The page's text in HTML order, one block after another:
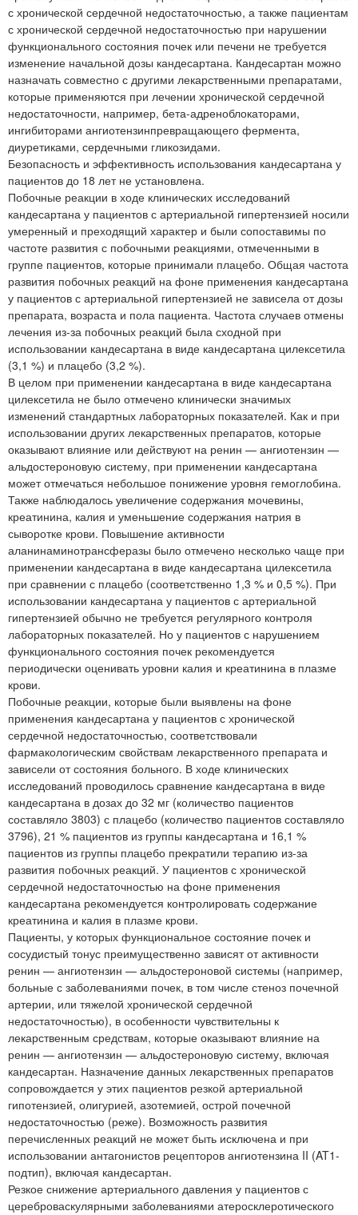
с хронической сердечной недостаточностью, а также пациентам
с хронической сердечной недостаточностью при нарушении
функционального состояния почек или печени не требуется
изменение начальной дозы кандесартана. Кандесартан можно
назначать совместно с другими лекарственными препаратами,
которые применяются при лечении хронической сердечной
недостаточности, например, бета-адреноблокаторами,
ингибиторами ангиотензинпревращающего фермента,
диуретиками, сердечными гликозидами.
Безопасность и эффективность использования кандесартана у
пациентов до 18 лет не установлена.
Побочные реакции в ходе клинических исследований
кандесартана у пациентов с артериальной гипертензией носили
умеренный и преходящий характер и были сопоставимы по
частоте развития с побочными реакциями, отмеченными в
группе пациентов, которые принимали плацебо. Общая частота
развития побочных реакций на фоне применения кандесартана
у пациентов с артериальной гипертензией не зависела от дозы
препарата, возраста и пола пациента. Частота случаев отмены
лечения из-за побочных реакций была сходной при
использовании кандесартана в виде кандесартана цилексетила
(3,1 %) и плацебо (3,2 %).
В целом при применении кандесартана в виде кандесартана
цилексетила не было отмечено клинически значимых
изменений стандартных лабораторных показателей. Как и при
использовании других лекарственных препаратов, которые
оказывают влияние или действуют на ренин — ангиотензин —
альдостероновую систему, при применении кандесартана
может отмечаться небольшое понижение уровня гемоглобина.
Также наблюдалось увеличение содержания мочевины,
креатинина, калия и уменьшение содержания натрия в
сыворотке крови. Повышение активности
аланинаминотрансферазы было отмечено несколько чаще при
применении кандесартана в виде кандесартана цилексетила
при сравнении с плацебо (соответственно 1,3 % и 0,5 %). При
использовании кандесартана у пациентов с артериальной
гипертензией обычно не требуется регулярного контроля
лабораторных показателей. Но у пациентов с нарушением
функционального состояния почек рекомендуется
периодически оценивать уровни калия и креатинина в плазме
крови.
Побочные реакции, которые были выявлены на фоне
применения кандесартана у пациентов с хронической
сердечной недостаточностью, соответствовали
фармакологическим свойствам лекарственного препарата и
зависели от состояния больного. В ходе клинических
исследований проводилось сравнение кандесартана в виде
кандесартана в дозах до 32 мг (количество пациентов
составляло 3803) с плацебо (количество пациентов составляло
3796), 21 % пациентов из группы кандесартана и 16,1 %
пациентов из группы плацебо прекратили терапию из-за
развития побочных реакций. У пациентов с хронической
сердечной недостаточностью на фоне применения
кандесартана рекомендуется контролировать содержание
креатинина и калия в плазме крови.
Пациенты, у которых функциональное состояние почек и
сосудистый тонус преимущественно зависят от активности
ренин — ангиотензин — альдостероновой системы (например,
больные с заболеваниями почек, в том числе стеноз почечной
артерии, или тяжелой хронической сердечной
недостаточностью), в особенности чувствительны к
лекарственным средствам, которые оказывают влияние на
ренин — ангиотензин — альдостероновую систему, включая
кандесартан. Назначение данных лекарственных препаратов
сопровождается у этих пациентов резкой артериальной
гипотензией, олигурией, азотемией, острой почечной
недостаточностью (реже). Возможность развития
перечисленных реакций не может быть исключена и при
использовании антагонистов рецепторов ангиотензина II (AT1-
подтип), включая кандесартан.
Резкое снижение артериального давления у пациентов с
цереброваскулярными заболеваниями атеросклеротического